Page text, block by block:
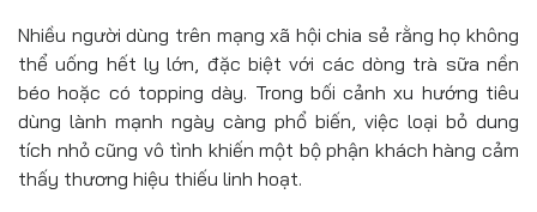
Nhiều người dùng trên mạng xã hội chia sẻ rằng họ không
thể uống hết ly lớn, đặc biệt với các dòng trà sữa nền
béo hoặc có topping dày. Trong bối cảnh xu hướng tiêu
dùng lành mạnh ngày càng phổ biến, việc loại bỏ dung
tích nhỏ cũng vô tình khiến một bộ phận khách hàng cảm
thấy thương hiệu thiếu linh hoạt.